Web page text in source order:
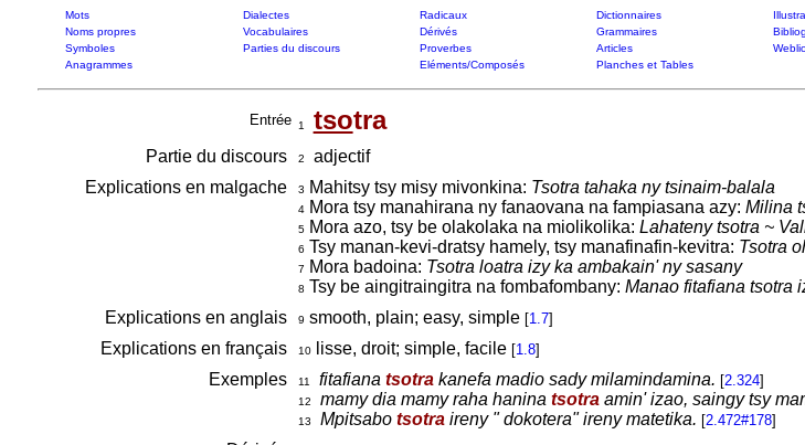
Mots Dialectes Radicaux Dictionnaires
Noms propres
Vocabulaires Dérivés Grammaires
Symboles
Parties du discours Proverbes Articles
Anagrammes
Eléments/Composés Planches et Tables
Entrée 1 tsotra
Partie du discours 2
adjectif
Explications en malgache
3 Mahitsy tsy misy mivonkina: Tsotra tahaka ny tsinaim-balala
4Mora tsy manahirana ny fanaovana na fampiasana azy: Milina
5Mora azo, tsy be olakolaka na miolikolika: Lahateny tsotra ~
6 Tsy manan-kevi-dratsy hamely, tsy manafinafin-kevitra: Tsotra
7 Mora badoina: Tsotra loatra izy ka ambakain' ny sasany
8 Tsy be aingitraingitra na fombafombany: Manao fitafiana tsotra
Explications en anglais 9 smooth, plain; easy, simple [1.7]
Explications en français 10lisse, droit; simple, facile [1.8]
Exemples 11 fitafiana tsotrakanefa madio sady milamindamina. [2.324]
12 mamy dia mamy raha hanina tsotraamin' izao, saingy tsy
13 Mpitsabo tsotraireny " dokotera" ireny matetika. [2.472#178]